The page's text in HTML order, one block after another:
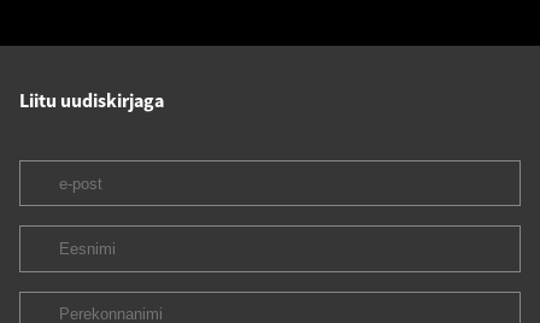
Liitu uudiskirjaga